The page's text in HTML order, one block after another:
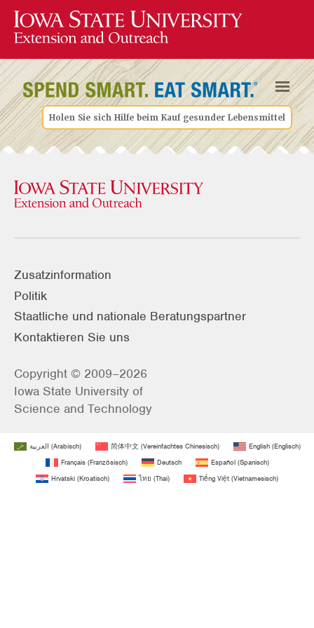
Holen Sie sich Hilfe beim Kauf gesunder Lebensmittel
Zusatzinformation
Politik
Staatliche und nationale Beratungspartner
Kontaktieren Sie uns
Copyright © 2009–2026
Iowa State University of
Science and Technology
العربية (Arabisch) 简体中文(Vereinfachtes Chinesisch) English(Englisch)
Français(Französisch) Deutsch Español(Spanisch)
Hrvatski (Kroatisch) ไทย (Thai) Tiếng Việt (Vietnamesisch)